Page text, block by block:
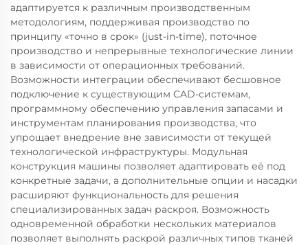
адаптируется к различным производственным
методологиям, поддерживая производство по
принципу «точно в срок» (just-in-time), поточное
производство и непрерывные технологические линии
в зависимости от операционных требований.
Возможности интеграции обеспечивают бесшовное
подключение к существующим CAD-системам,
программному обеспечению управления запасами и
инструментам планирования производства, что
упрощает внедрение вне зависимости от текущей
технологической инфраструктуры. Модульная
конструкция машины позволяет адаптировать её под
конкретные задачи, а дополнительные опции и насадки
расширяют функциональность для решения
специализированных задач раскроя. Возможность
одновременной обработки нескольких материалов
позволяет выполнять раскрой различных типов тканей